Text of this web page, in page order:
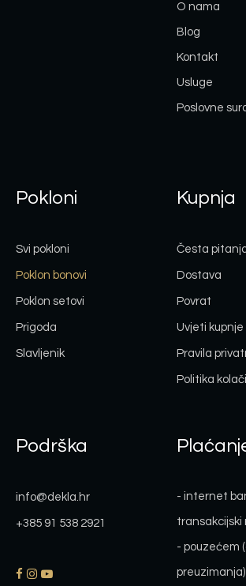
O nama
Blog
Kontakt
Usluge
Poslovne
Pokloni
Svi pokloni
Poklon bonovi
Poklon setovi
Prigoda
Slavljenik
Kupnja
Česta
Dostava
Povrat
Uvjeti kupnje
Pravila
Politika
Podrška
info@dekla.hr
+385 91 538 2921
- internet
transakcijski
- pouzećem
preuzimanja)